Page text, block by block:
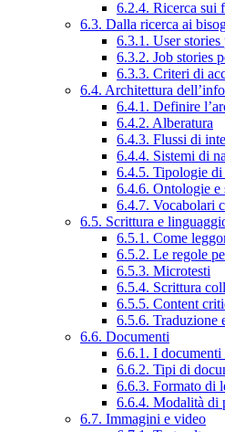
6.2.4. Ricerca sui
6.3. Dalla ricerca ai
6.3.1. User
6.3.2. Job stories
6.3.3. Criteri di
6.4. Architettura
6.4.1. Definire
6.4.2. Alberatura
6.4.3. Flussi di
6.4.4. Sistemi di
6.4.5. Tipologie di
6.4.6. Ontologie e
6.4.7. Vocabolari
6.5. Scrittura e
6.5.1. Come
6.5.2. Le regole
6.5.3. Microtesti
6.5.4. Scrittura
6.5.5. Content
6.5.6. Traduzione
6.6. Documenti
6.6.1. I
6.6.2. Tipi di
6.6.3. Formato di
6.6.4. Modalità di
6.7. Immagini e video